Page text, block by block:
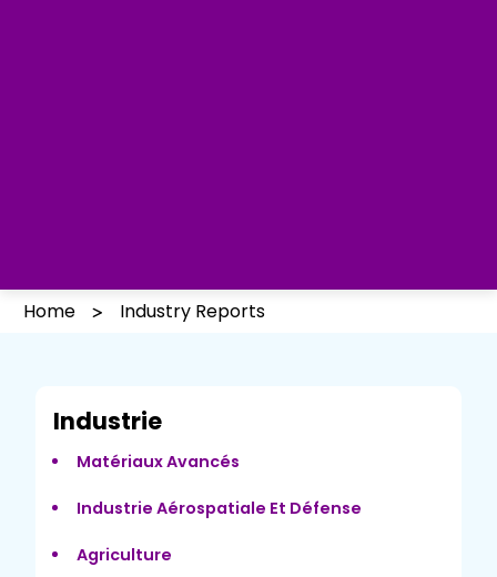
Home Industry Reports
Industrie
Matériaux Avancés
Industrie Aérospatiale Et Défense
Agriculture